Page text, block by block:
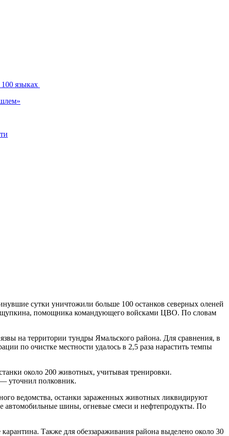
языках
сутки уничтожили больше 100 останков северных оленей
помощника командующего войсками ЦВО. По словам
на территории тундры Ямальского района. Для сравнения, в
по очистке местности удалось в 2,5 раза нарастить темпы
около 200 животных, учитывая тренировки.
уточнил полковник.
ведомства, останки зараженных животных ликвидируют
автомобильные шины, огневые смеси и нефтепродукты. По
Также для обеззараживания района выделено около 30